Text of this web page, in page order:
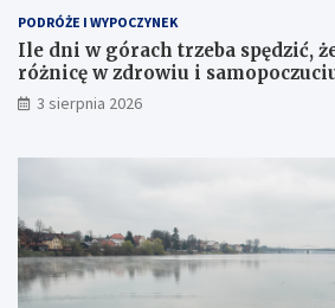
PODRÓŻE I WYPOCZYNEK
Ile dni w górach trzeba spędzić,
różnicę w zdrowiu i
3 sierpnia 2026